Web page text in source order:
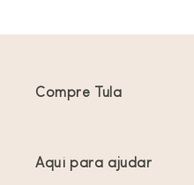
Compre Tula
Aqui para ajudar